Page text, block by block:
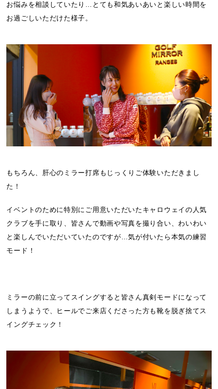
お悩みを相談していたり…とても和気あいあいと楽しい時間を
お過ごしいただけた様子。
もちろん、肝心のミラー打席もじっくりご体験いただきまし
た！
イベントのために特別にご用意いただいたキャロウェイの人気
クラブを手に取り、皆さんで動画や写真を撮り合い、わいわい
と楽しんでいただいていたのですが…気が付いたら本気の練習
モード！
ミラーの前に立ってスイングすると皆さん真剣モードになって
しまうようで、ヒールでご来店くださった方も靴を脱ぎ捨てス
イングチェック！